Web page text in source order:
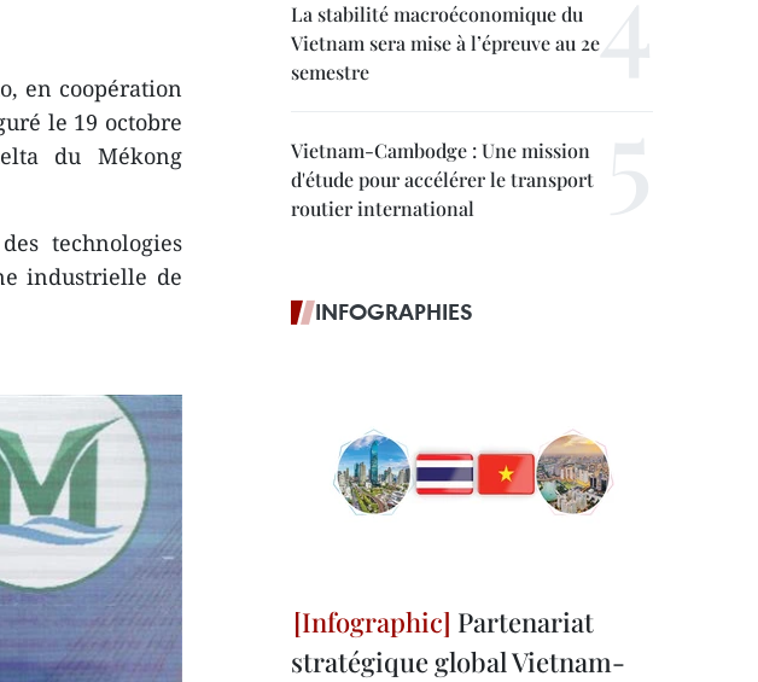
en coopération
le 19 octobre
du Mékong
technologies
industrielle de
La stabilité macroéconomique du
Vietnam sera mise à l’épreuve au 2e
semestre
Vietnam-Cambodge : Une mission
d'étude pour accélérer le transport
routier international
INFOGRAPHIES
Partenariat
stratégique global Vietnam-